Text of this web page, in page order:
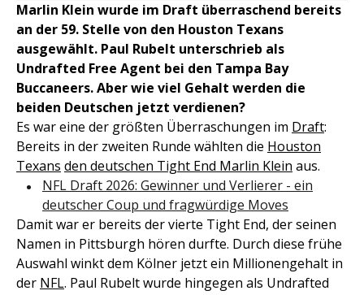
Marlin Klein wurde im Draft überraschend bereits
an der 59. Stelle von den Houston Texans
ausgewählt. Paul Rubelt unterschrieb als
Undrafted Free Agent bei den Tampa Bay
Buccaneers. Aber wie viel Gehalt werden die
beiden Deutschen jetzt verdienen?
Es war eine der größten Überraschungen im Draft:
Bereits in der zweiten Runde wählten die Houston
Texans den deutschen Tight End Marlin Klein aus.
NFL Draft 2026: Gewinner und Verlierer - ein
deutscher Coup und fragwürdige Moves
Damit war er bereits der vierte Tight End, der seinen
Namen in Pittsburgh hören durfte. Durch diese frühe
Auswahl winkt dem Kölner jetzt ein Millionengehalt in
der NFL. Paul Rubelt wurde hingegen als Undrafted